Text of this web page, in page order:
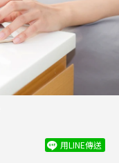
用LINE傳送